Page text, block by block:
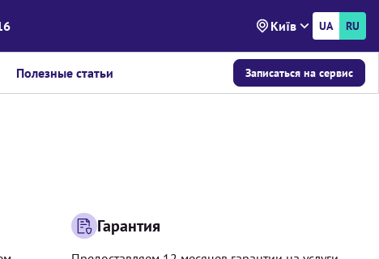
Київ UA RU
Полезные статьи Записаться на сервис
Гарантия